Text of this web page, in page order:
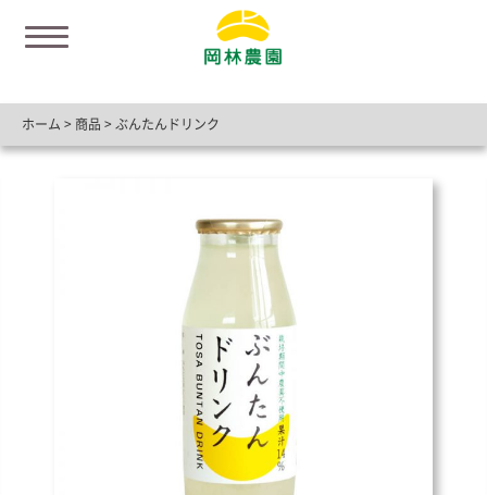
ホーム > 商品 > ぶんたんドリンク